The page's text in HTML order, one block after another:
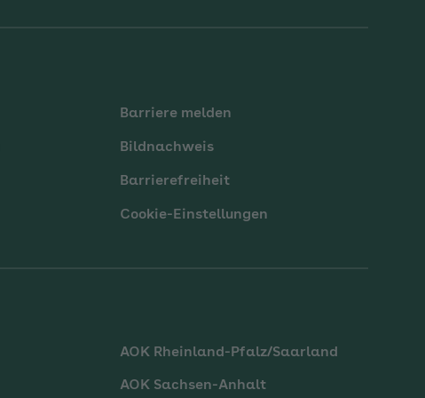
Barriere melden
Bildnachweis
Barrierefreiheit
Cookie-Einstellungen
AOK Rheinland-Pfalz/Saarland
AOK Sachsen-Anhalt